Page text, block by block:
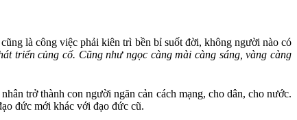
là công việc phải kiên trì bền bỉ suốt đời, không người nào có
triển củng cố. Cũng như ngọc càng mài càng sáng, vàng càng
trở thành con người ngăn cản cách mạng, cho dân, cho nước.
đức mới khác với đạo đức cũ.